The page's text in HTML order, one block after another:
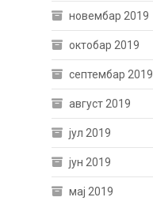
новембар 2019
октобар 2019
септембар 2019
август 2019
јул 2019
јун 2019
мај 2019